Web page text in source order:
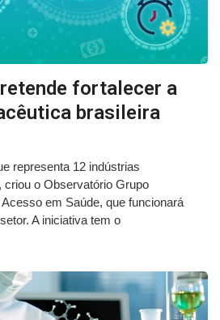
fortalecer a
brasileira
representa 12 indústrias
o Observatório Grupo
em Saúde, que funcionará
A iniciativa tem o